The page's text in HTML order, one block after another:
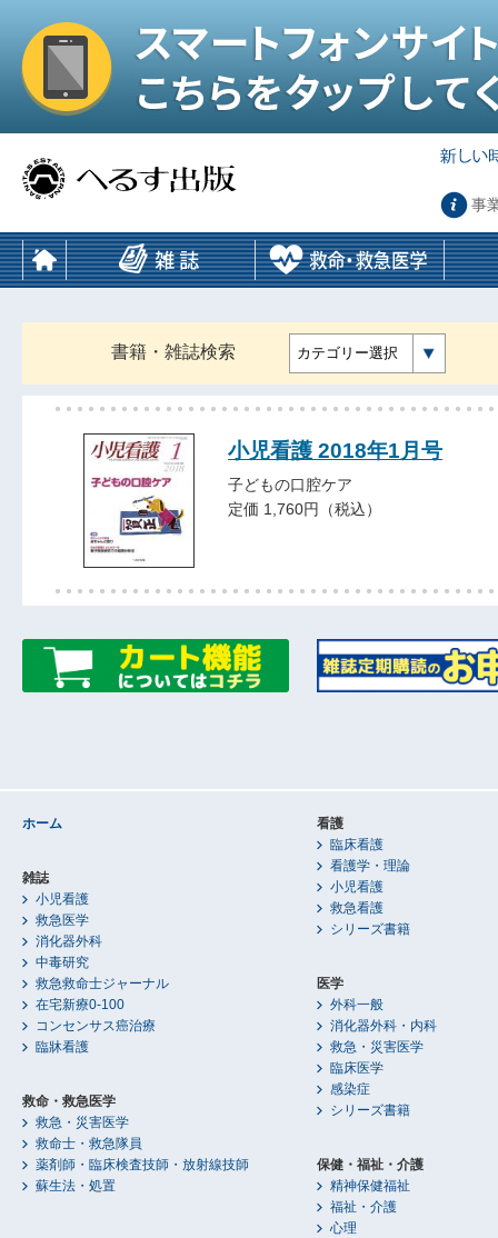
事
書籍・雑誌検索 カテゴリー選択
小児看護 2018年1月号
子どもの口腔ケア
定価 1,760円（税込）
ホーム
雑誌
小児看護
救急医学
消化器外科
中毒研究
救急救命士ジャーナル
在宅新療0-100
コンセンサス癌治療
臨牀看護
救命・救急医学
救急・災害医学
救命士・救急隊員
薬剤師・臨床検査技師・放射線技師
蘇生法・処置
看護
臨床看護
看護学・理論
小児看護
救急看護
シリーズ書籍
医学
外科一般
消化器外科・内科
救急・災害医学
臨床医学
感染症
シリーズ書籍
保健・福祉・介護
精神保健福祉
福祉・介護
心理